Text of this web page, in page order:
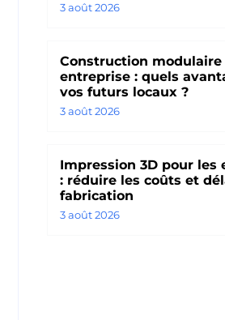
3 août 2026
Construction modulaire
entreprise : quels
vos futurs locaux ?
3 août 2026
Impression 3D pour les
: réduire les coûts et
fabrication
3 août 2026